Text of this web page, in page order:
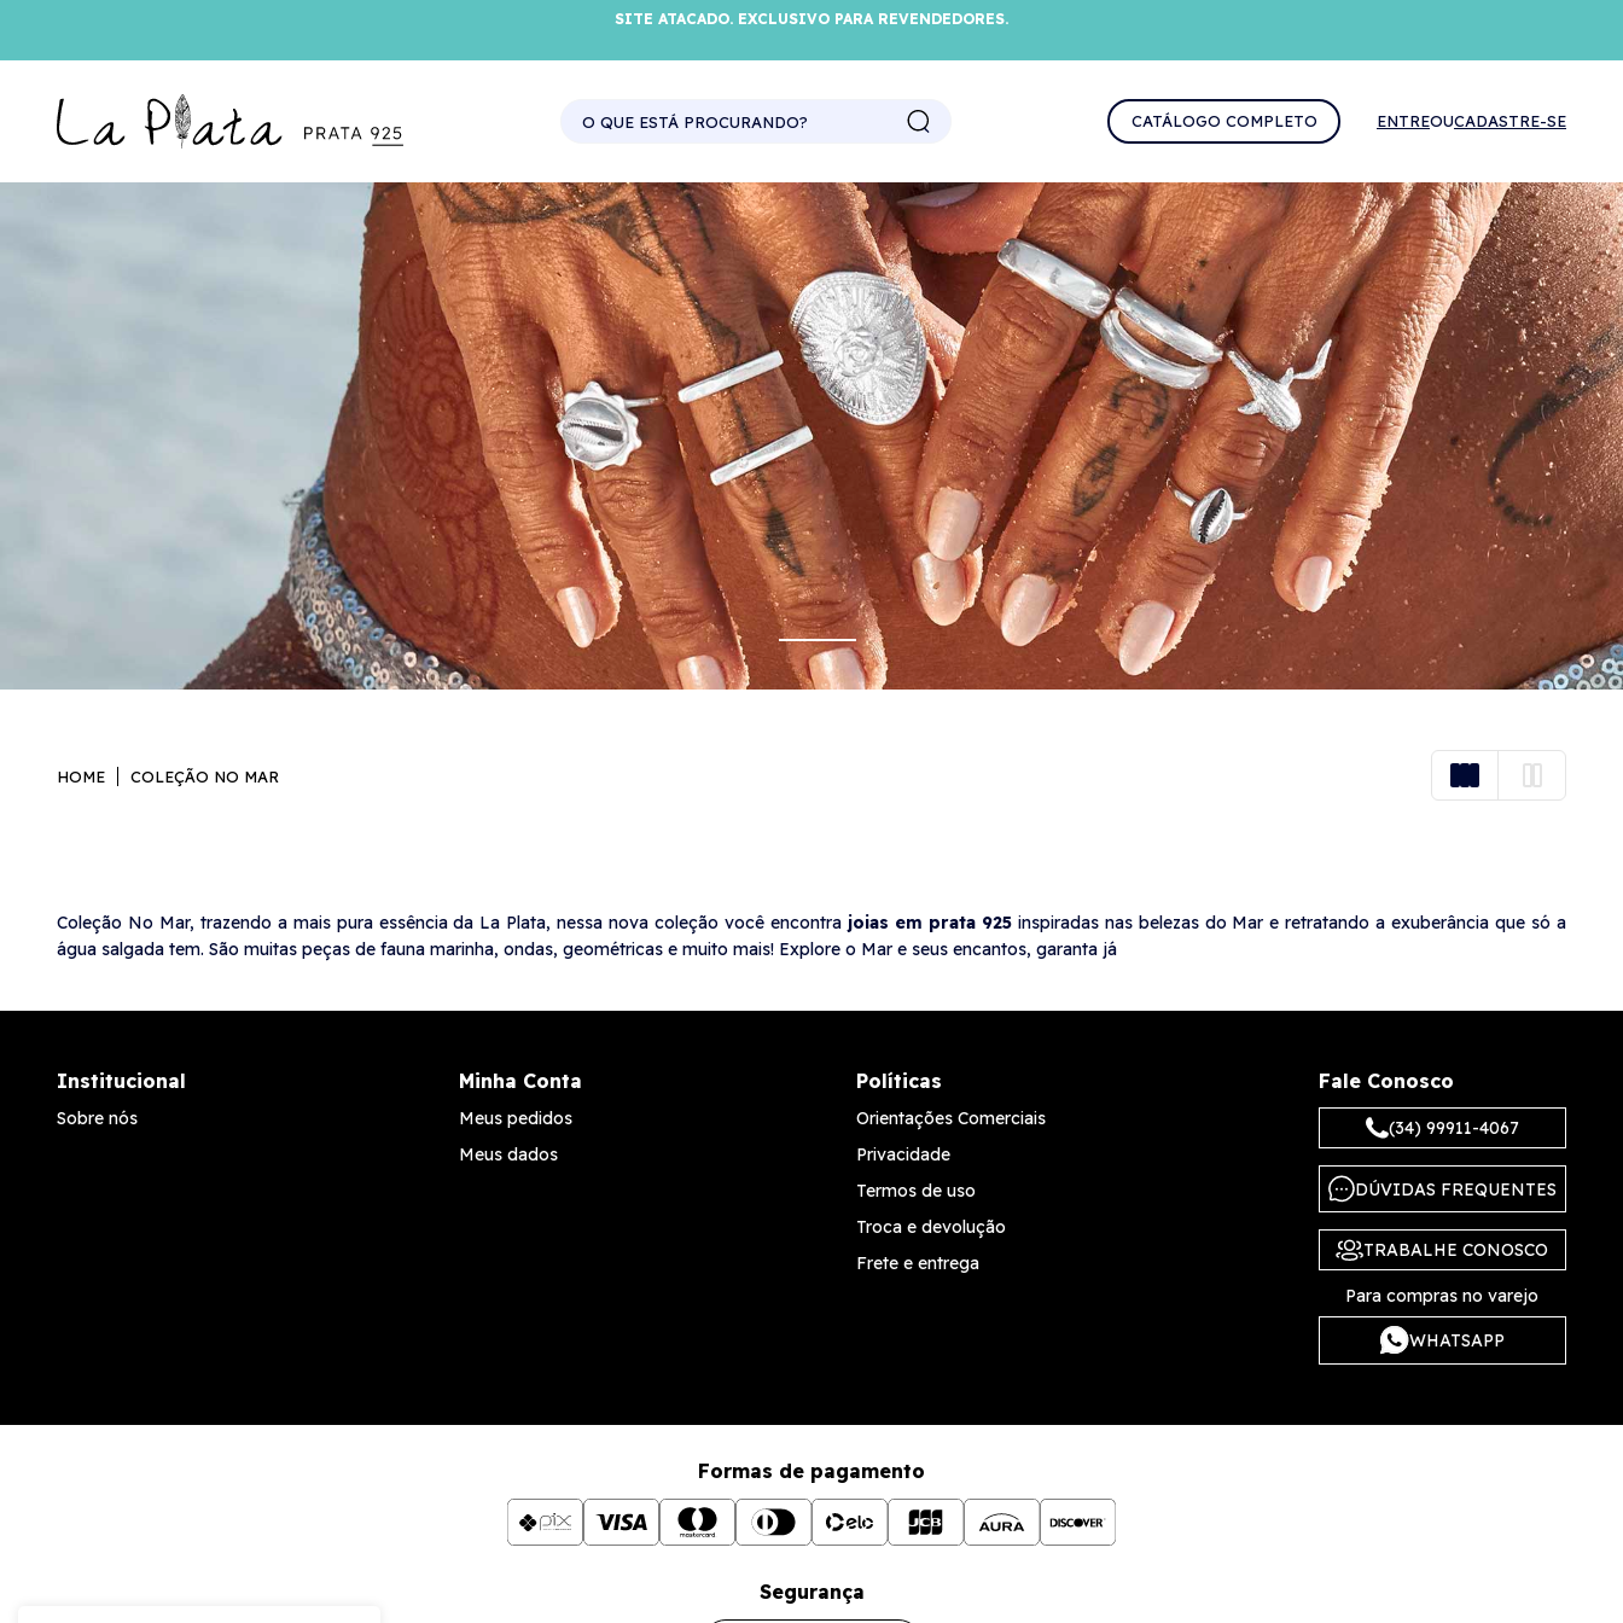
SITE ATACADO. EXCLUSIVO PARA REVENDEDORES.
CATÁLOGO COMPLETO ENTREOUCADASTRE-SE
HOME COLEÇÃO NO MAR
Coleção No Mar, trazendo a mais pura essência da La Plata, nessa nova coleção você encontra joias em prata 925 inspiradas nas belezas do Mar e retratando a exuberância que só a
água salgada tem. São muitas peças de fauna marinha, ondas, geométricas e muito mais! Explore o Mar e seus encantos, garanta já
Institucional
Sobre nós
Minha Conta
Meus pedidos
Meus dados
Políticas
Orientações Comerciais
Privacidade
Termos de uso
Troca e devolução
Frete e entrega
Fale Conosco
(34) 99911-4067
DÚVIDAS FREQUENTES
TRABALHE CONOSCO
Para compras no varejo
WHATSAPP
Formas de pagamento
Segurança